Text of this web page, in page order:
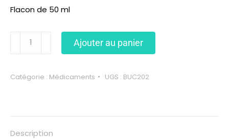
Flacon de 50 ml
Ajouter au panier
Catégorie : Médicaments UGS : BUC202
Description